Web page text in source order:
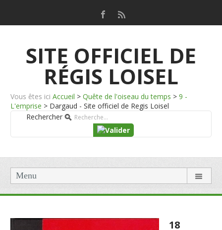
SITE OFFICIEL DE
RÉGIS LOISEL
Vous êtes ici Accueil > Quête de l'oiseau du temps > 9 -
L'emprise > Dargaud - Site officiel de Regis Loisel
Rechercher
Menu
18